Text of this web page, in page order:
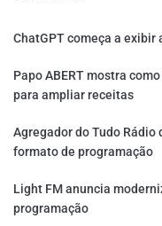
ChatGPT começa a exibir
Papo ABERT mostra
para ampliar receitas
Agregador do Tudo
formato de programação
Light FM anuncia
programação